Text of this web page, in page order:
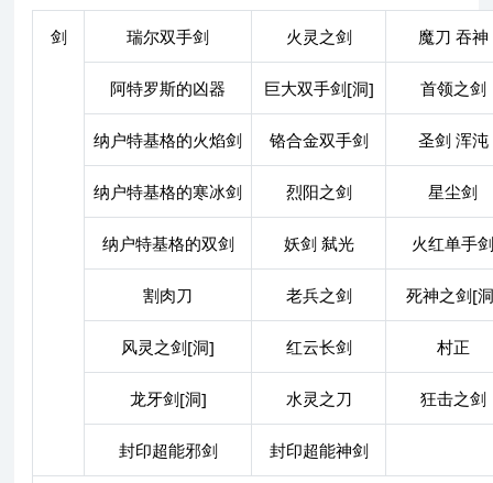
剑 瑞尔双手剑 火灵之剑 魔刀 吞神
阿特罗斯的凶器 巨大双手剑[洞] 首领之剑
纳户特基格的火焰剑 铬合金双手剑 圣剑 浑沌
纳户特基格的寒冰剑 烈阳之剑 星尘剑
纳户特基格的双剑 妖剑 弑光 火红单手剑
割肉刀 老兵之剑 死神之剑[
风灵之剑[洞] 红云长剑 村正
龙牙剑[洞] 水灵之刀 狂击之剑
封印超能邪剑 封印超能神剑